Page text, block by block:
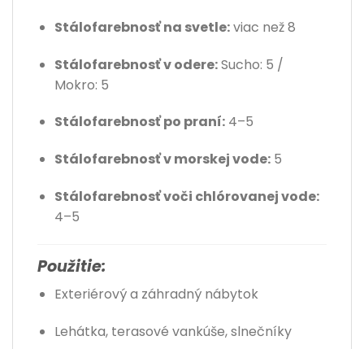
Stálofarebnosť na svetle:viac než 8
Stálofarebnosť v odere:Sucho: 5 /
Mokro: 5
Stálofarebnosť po praní:4–5
Stálofarebnosť v morskej vode:5
Stálofarebnosť voči chlórovanej vode:
4–5
Použitie:
Exteriérový a záhradný nábytok
Lehátka, terasové vankúše, slnečníky